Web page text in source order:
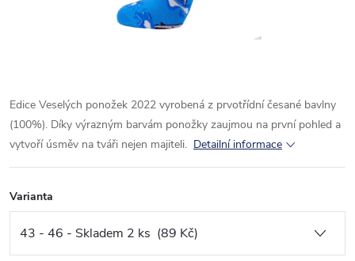
Edice Veselých ponožek 2022 vyrobená z prvotřídní česané bavlny
(100%). Díky výrazným barvám ponožky zaujmou na první pohled a
vytvoří úsměv na tváři nejen majiteli. Detailní informace
Varianta